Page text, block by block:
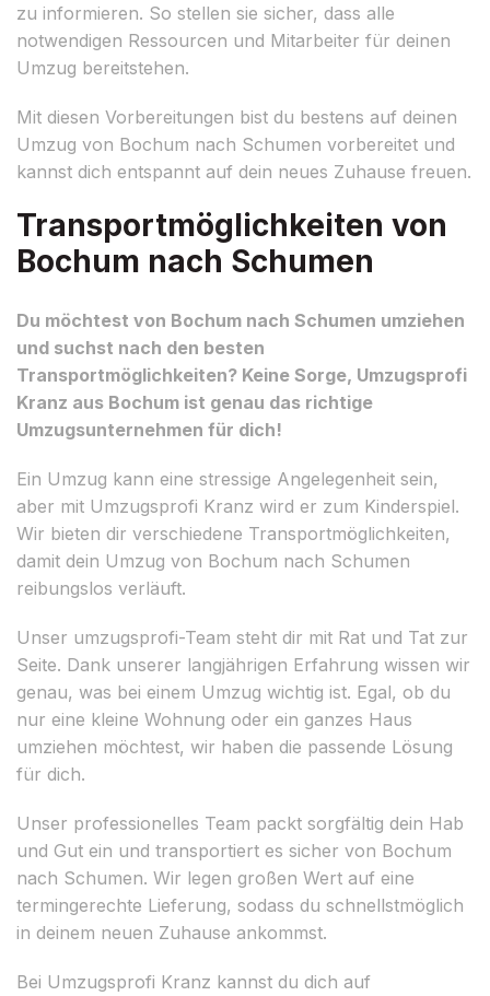
zu informieren. So stellen sie sicher, dass alle
notwendigen Ressourcen und Mitarbeiter für deinen
Umzug bereitstehen.
Mit diesen Vorbereitungen bist du bestens auf deinen
Umzug von Bochum nach Schumen vorbereitet und
kannst dich entspannt auf dein neues Zuhause freuen.
Transportmöglichkeiten von
Bochum nach Schumen
Du möchtest von Bochum nach Schumen umziehen
und suchst nach den besten
Transportmöglichkeiten? Keine Sorge, Umzugsprofi
Kranz aus Bochum ist genau das richtige
Umzugsunternehmen für dich!
Ein Umzug kann eine stressige Angelegenheit sein,
aber mit Umzugsprofi Kranz wird er zum Kinderspiel.
Wir bieten dir verschiedene Transportmöglichkeiten,
damit dein Umzug von Bochum nach Schumen
reibungslos verläuft.
Unser umzugsprofi-Team steht dir mit Rat und Tat zur
Seite. Dank unserer langjährigen Erfahrung wissen wir
genau, was bei einem Umzug wichtig ist. Egal, ob du
nur eine kleine Wohnung oder ein ganzes Haus
umziehen möchtest, wir haben die passende Lösung
für dich.
Unser professionelles Team packt sorgfältig dein Hab
und Gut ein und transportiert es sicher von Bochum
nach Schumen. Wir legen großen Wert auf eine
termingerechte Lieferung, sodass du schnellstmöglich
in deinem neuen Zuhause ankommst.
Bei Umzugsprofi Kranz kannst du dich auf